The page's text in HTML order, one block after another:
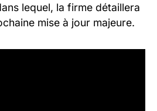
lequel, la firme détaillera
mise à jour majeure.